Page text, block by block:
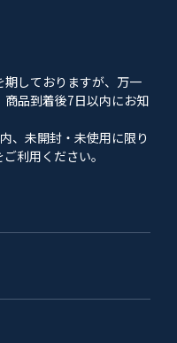
しておりますが、万一
品到着後7日以内にお知
、未開封・未使用に限り
利用ください。